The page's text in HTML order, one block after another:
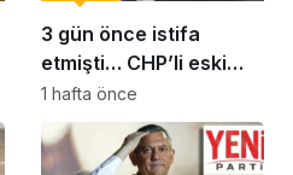
3 gün önce istifa
etmişti… CHP’li eski
vekil Orhan Ziya Diren
hayatını kaybetti!
1 hafta önce